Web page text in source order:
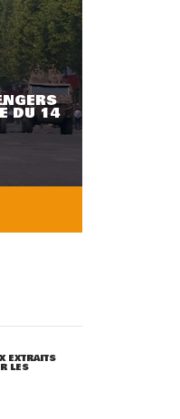
DU 14
EXTRAITS
LES